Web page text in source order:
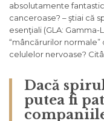
absolutamente
canceroase? – ştiai că
esenţiali (GLA:
“mâncărurilor
celulelor nervoase?
Dacă
putea fi